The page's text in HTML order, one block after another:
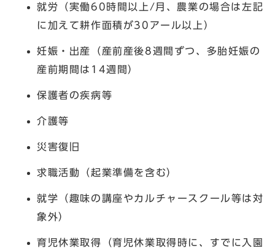
就労（実働60時間以上/月、農業の場合は左記
に加えて耕作面積が30アール以上）
妊娠・出産（産前産後8週間ずつ、多胎妊娠の
産前期間は14週間）
保護者の疾病等
介護等
災害復旧
求職活動（起業準備を含む）
就学（趣味の講座やカルチャースクール等は対
象外）
育児休業取得（育児休業取得時に、すでに入園